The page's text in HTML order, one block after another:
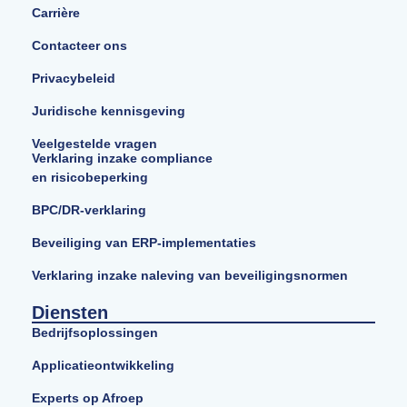
Carrière
Contacteer ons
Privacybeleid
Juridische kennisgeving
Veelgestelde vragen
Verklaring inzake compliance
en risicobeperking
BPC/DR-verklaring
Beveiliging van ERP-implementaties
Verklaring inzake naleving van beveiligingsnormen
Diensten
Bedrijfsoplossingen
Applicatieontwikkeling
Experts op Afroep